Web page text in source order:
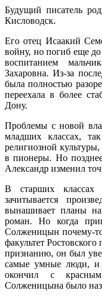
Будущий писатель
Кисловодск.
Его отец Исаакий
войну, но погиб еще
воспитанием
Захаровна. Из-за
была полностью
переехала в более
Дону.
Проблемы с новой
младших классах,
религиозной
в пионеры. Но
Александр изменил
В старших классах
зачитывается
вынашивает планы
роман. Но когда
Солженицын почему-
факультет
признанию, он был
самые умные люди, и
окончил с
Солженицына было